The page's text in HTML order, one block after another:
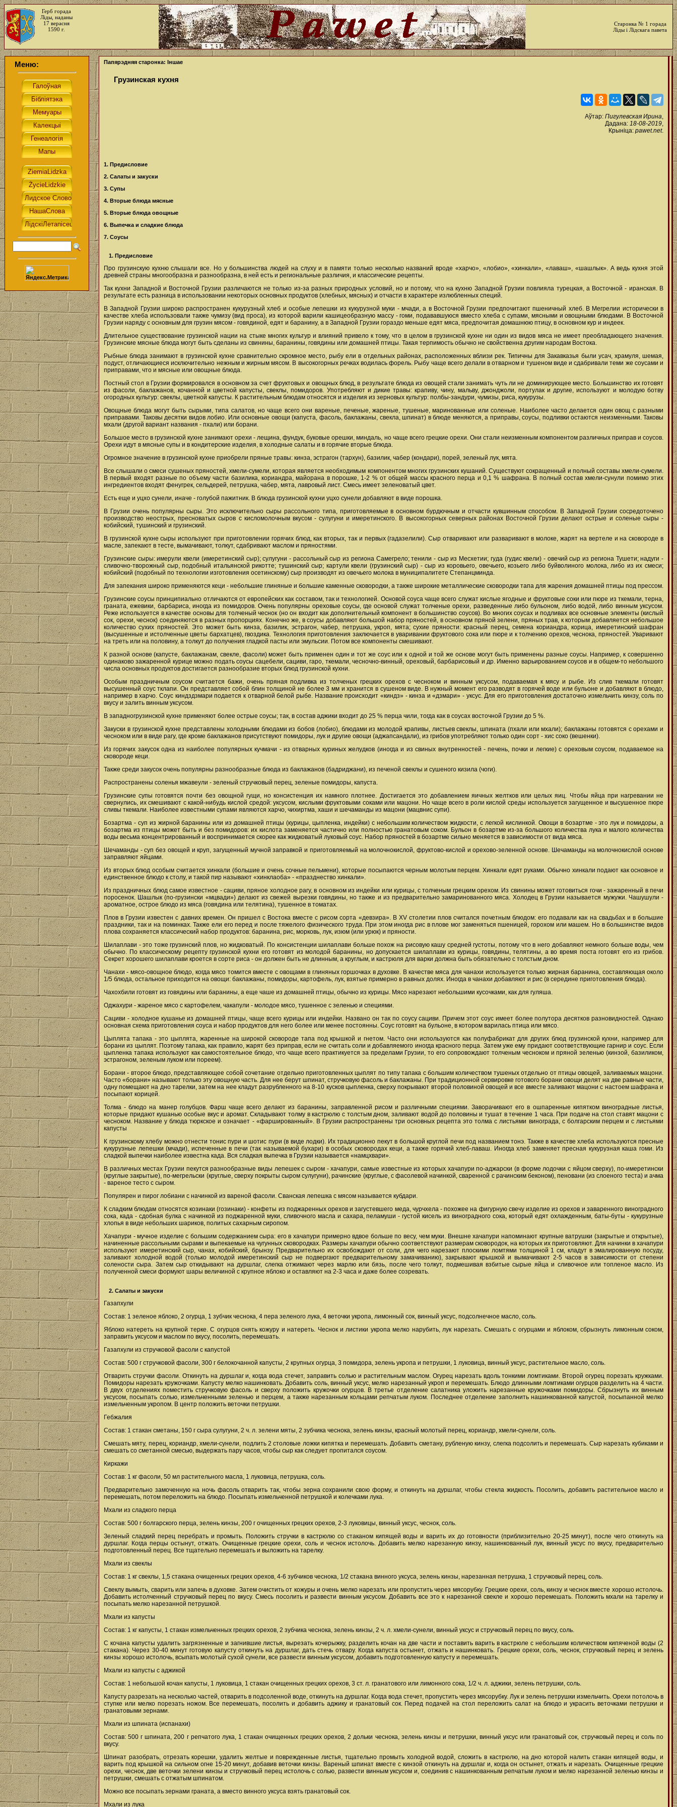
Герб горада
Ліды, наданы
17 верасня
1590 г.
Старонка № 1 горада
Ліды і Лідскага павета
Меню: Папярэдняя старонка: Іншае
Грузинская кухня
Аўтар: Пигулевская Ирина,
Дадана: 18-08-2019,
Крыніца: pawet.net.
1. Предисловие
2. Салаты и закуски
3. Супы
4. Вторые блюда мясные
5. Вторые блюда овощные
6. Выпечка и сладкие блюда
7. Соусы
1. Предисловие
Про грузинскую кухню слышали все. Но у большинства людей на слуху и в памяти только несколько названий вроде «харчо», «лобио», «хинкали», «лаваш», «шашлык». А ведь кухня этой
древней страны многообразна и разнообразна, в ней есть и региональные различия, и классические рецепты.
Так кухни Западной и Восточной Грузии различаются не только из-за разных природных условий, но и потому, что на кухню Западной Грузии повлияла турецкая, а Восточной - иранская. В
результате есть разница в использовании некоторых основных продуктов (хлебных, мясных) и отчасти в характере излюбленных специй.
В Западной Грузии широко распространен кукурузный хлеб и особые лепешки из кукурузной муки - мчади, а в Восточной Грузии предпочитают пшеничный хлеб. В Мегрелии исторически в
качестве хлеба использовали также чумизу (вид проса), из которой варили кашицеобразную массу - гоми, подававшуюся вместо хлеба с супами, мясными и овощными блюдами. В Восточной
Грузии наряду с основным для грузин мясом - говядиной, едят и баранину, а в Западной Грузии гораздо меньше едят мяса, предпочитая домашнюю птицу, в основном кур и индеек.
Длительное существование грузинской нации на стыке многих культур и влияний привело к тому, что в целом в грузинской кухне ни один из видов мяса не имеет преобладающего значения.
Грузинские мясные блюда могут быть сделаны из свинины, баранины, говядины или домашней птицы. Такая терпимость обычно не свойственна другим народам Востока.
Рыбные блюда занимают в грузинской кухне сравнительно скромное место, рыбу ели в отдельных районах, расположенных вблизи рек. Типичны для Закавказья были усач, храмуля, шемая,
подуст, отличающиеся исключительно нежным и жирным мясом. В высокогорных речках водилась форель. Рыбу чаще всего делали в отварном и тушеном виде и сдабривали теми же соусами и
приправами, что и мясные или овощные блюда.
Постный стол в Грузии формировался в основном за счет фруктовых и овощных блюд, в результате блюда из овощей стали занимать чуть ли не доминирующее место. Большинство их готовят
из фасоли, баклажанов, кочанной и цветной капусты, свеклы, помидоров. Употребляют и дикие травы: крапиву, чину, мальву, джонджоли, портулак и другие, используют и молодую ботву
огородных культур: свеклы, цветной капусты. К растительным блюдам относятся и изделия из зерновых культур: полбы-зандури, чумизы, риса, кукурузы.
Овощные блюда могут быть сырыми, типа салатов, но чаще всего они вареные, печеные, жареные, тушеные, маринованные или соленые. Наиболее часто делается один овощ с разными
приправами. Таковы десятки видов лобио. Или основные овощи (капуста, фасоль, баклажаны, свекла, шпинат) в блюде меняются, а приправы, соусы, подливки остаются неизменными. Таковы
мхали (другой вариант названия - пхали) или борани.
Большое место в грузинской кухне занимают орехи - лещина, фундук, буковые орешки, миндаль, но чаще всего грецкие орехи. Они стали неизменным компонентом различных приправ и соусов.
Орехи идут в мясные супы и в кондитерские изделия, в холодные салаты и в горячие вторые блюда.
Огромное значение в грузинской кухне приобрели пряные травы: кинза, эстрагон (тархун), базилик, чабер (кондари), порей, зеленый лук, мята.
Все слышали о смеси сушеных пряностей, хмели-сумели, которая является необходимым компонентом многих грузинских кушаний. Существуют сокращенный и полный составы хмели-сумели.
В первый входят разные по объему части базилика, кориандра, майорана в порошке, 1-2 % от общей массы красного перца и 0,1 % шафрана. В полный состав хмели-сунули помимо этих
ингредиентов входят фенугрек, сельдерей, петрушка, чабер, мята, лавровый лист. Смесь имеет зеленоватый цвет.
Есть еще и уцхо сунели, иначе - голубой пажитник. В блюда грузинской кухни уцхо сунели добавляют в виде порошка.
В Грузии очень популярны сыры. Это исключительно сыры рассольного типа, приготовляемые в основном бурдючным и отчасти кувшинным способом. В Западной Грузии сосредоточено
производство неострых, пресноватых сыров с кисломолочным вкусом - сулугуни и имеретинского. В высокогорных северных районах Восточной Грузии делают острые и соленые сыры -
кобийский, тушинский и грузинский.
В грузинской кухне сыры используют при приготовлении горячих блюд, как вторых, так и первых (гадазелили). Сыр отваривают или разваривают в молоке, жарят на вертеле и на сковороде в
масле, запекают в тесте, вымачивают, толкут, сдабривают маслом и пряностями.
Грузинские сыры: имерули квели (имеретинский сыр); сулугуни - рассольный сыр из региона Самегрело; тенили - сыр из Месхетии; гуда (гудис квели) - овечий сыр из региона Тушети; надуги -
сливочно-творожный сыр, подобный итальянской рикотте; тушинский сыр; картули квели (грузинский сыр) - сыр из коровьего, овечьего, козьего либо буйволиного молока, либо из их смеси;
кобийский (подобный по технологии изготовления осетинскому) сыр производят из овечьего молока в муниципалитете Степанцминда.
Для запекания широко применяются кеци - небольшие глиняные и большие каменные сковородки, а также широкие металлические сковородки тапа для жарения домашней птицы под прессом.
Грузинские соусы принципиально отличаются от европейских как составом, так и технологией. Основой соуса чаще всего служат кислые ягодные и фруктовые соки или пюре из ткемали, терна,
граната, ежевики, барбариса, иногда из помидоров. Очень популярны ореховые соусы, где основой служат толченые орехи, разведенные либо бульоном, либо водой, либо винным уксусом.
Реже используется в качестве основы для толченый чеснок (но он входит как дополнительный компонент в большинство соусов). Во многих соусах и подливах все основные элементы (кислый
сок, орехи, чеснок) соединяются в разных пропорциях. Конечно же, в соусы добавляют большой набор пряностей, в основном пряной зелени, пряных трав, к которым добавляется небольшое
количество сухих пряностей. Это может быть кинза, базилик, эстрагон, чабер, петрушка, укроп, мята; сухие пряности: красный перец, семена кориандра, корица, имеретинский шафран
(высушенные и истолченные цветы бархатцев), гвоздика. Технология приготовления заключается в уваривании фруктового сока или пюре и к толчению орехов, чеснока, пряностей. Уваривают
на треть или на половину, а толкут до получения гладкой пасты или эмульсии. Потом все компоненты смешивают.
К разной основе (капусте, баклажанам, свекле, фасоли) может быть применен один и тот же соус или к одной и той же основе могут быть применены разные соусы. Например, к совершенно
одинаково зажаренной курице можно подать соусы сацебели, сациви, гаро, ткемали, чесночно-винный, ореховый, барбарисовый и др. Именно варьированием соусов и в общем-то небольшого
числа основных продуктов достигается разнообразие вторых блюд грузинской кухни.
Особым праздничным соусом считается бажи, очень пряная подливка из толченых грецких орехов с чесноком и винным уксусом, подаваемая к мясу и рыбе. Из слив ткемали готовят
высушенный соус тклапи. Он представляет собой блин толщиной не более 3 мм и хранится в сушеном виде. В нужный момент его разводят в горячей воде или бульоне и добавляют в блюдо,
например в харчо. Соус киндздзмари подается к отварной белой рыбе. Название происходит «киндз» - кинза и «дзмари» - уксус. Для его приготовления достаточно измельчить кинзу, соль по
вкусу и залить винным уксусом.
В западногрузинской кухне применяют более острые соусы; так, в состав аджики входит до 25 % перца чили, тогда как в соусах восточной Грузии до 5 %.
Закуски в грузинской кухне представлены холодными блюдами из бобов (лобио), блюдами из молодой крапивы, листьев свеклы, шпината (пхали или мхали); баклажаны готовятся с орехами и
чесноком или в виде рагу, где кроме баклажанов присутствуют помидоры, лук и другие овощи (аджапсандали), из грибов употребляют только один сорт - хис соко (вешенки).
Из горячих закусок одна из наиболее популярных кучмачи - из отварных куриных желудков (иногда и из свиных внутренностей - печень, почки и легкие) с ореховым соусом, подаваемое на
сковороде кеци.
Также среди закусок очень популярны разнообразные блюда из баклажанов (бадриджани), из печеной свеклы и сушеного кизила (чоги).
Распространены соленья мжавеули - зеленый стручковый перец, зеленые помидоры, капуста.
Грузинские супы готовятся почти без овощной гущи, но консистенция их намного плотнее. Достигается это добавлением яичных желтков или целых яиц. Чтобы яйца при нагревании не
свернулись, их смешивают с какой-нибудь кислой средой: уксусом, кислыми фруктовыми соками или мацони. Но чаще всего в роли кислой среды используется загущенное и высушенное пюре
сливы ткемали. Наиболее известными супами являются харчо, чихиртма, хаши и шечаманды из мацони (мацвнис супи).
Бозартма - суп из жирной баранины или из домашней птицы (курицы, цыпленка, индейки) с небольшим количеством жидкости, с легкой кислинкой. Овощи в бозартме - это лук и помидоры, а
бозартма из птицы может быть и без помидоров: их кислота заменяется частично или полностью гранатовым соком. Бульон в бозартме из-за большого количества лука и малого количества
воды весьма концентрированный и воспринимается скорее как жидковатый луковый соус. Набор пряностей в бозартме сильно меняется в зависимости от вида мяса.
Шечаманды - суп без овощей и круп, загущенный мучной заправкой и приготовляемый на молочнокислой, фруктово-кислой и орехово-зеленной основе. Шечаманды на молочнокислой основе
заправляют яйцами.
Из вторых блюд особым считается хинкали (большие и очень сочные пельмени), которые посыпаются черным молотым перцем. Хинкали едят руками. Обычно хинкали подают как основное и
единственное блюдо к столу, и такой пир называют «хинклаоба» - «празднество хинкали».
Из праздничных блюд самое известное - сациви, пряное холодное рагу, в основном из индейки или курицы, с толченым грецким орехом. Из свинины может готовиться гочи - зажаренный в печи
поросенок. Шашлык (по-грузински «мцвади») делают из свежей вырезки говядины, но также и из предварительно замаринованного мяса. Холодец в Грузии называется мужужи. Чашушули -
ароматное, острое блюдо из мяса (говядина или телятина), тушенное в томатах.
Плов в Грузии известен с давних времен. Он пришел с Востока вместе с рисом сорта «девзира». В XV столетии плов считался почетным блюдом: его подавали как на свадьбах и в большие
праздники, так и на поминках. Также ели его перед и после тяжелого физического труда. При этом иногда рис в плове мог заменяться пшеницей, горохом или машем. Но в большинстве видов
плова сохраняется классический набор продуктов: баранина, рис, морковь, лук, изюм (или урюк) и пряности.
Шилаплави - это тоже грузинский плов, но жидковатый. По консистенции шилаплави больше похож на рисовую кашу средней густоты, потому что в него добавляют немного больше воды, чем
обычно. По классическому рецепту грузинской кухни его готовят из молодой баранины, но допускается шилаплави из курицы, говядины, телятины, а во время поста готовят его из грибов.
Секрет хорошего шилаплави кроется в сорте риса - он должен быть не длинным, а круглым, и кастрюля для варки должна быть обязательно с толстым дном.
Чанахи - мясо-овощное блюдо, когда мясо томится вместе с овощами в глиняных горшочках в духовке. В качестве мяса для чанахи используется только жирная баранина, составляющая около
1/5 блюда, остальное приходится на овощи: баклажаны, помидоры, картофель, лук, взятые примерно в равных долях. Иногда в чанахи добавляют и рис (в середине приготовления блюда).
Чахохбили готовят из говядины или баранины, а еще чаше из домашней птицы, обычно из курицы. Мясо нарезают небольшими кусочками, как для гуляша.
Оджахури - жареное мясо с картофелем, чакапули - молодое мясо, тушенное с зеленью и специями.
Сациви - холодное кушанье из домашней птицы, чаще всего курицы или индейки. Названо он так по соусу сациви. Причем этот соус имеет более полутора десятков разновидностей. Однако
основная схема приготовления соуса и набор продуктов для него более или менее постоянны. Соус готовят на бульоне, в котором варилась птица или мясо.
Цыплята тапака - это цыплята, жаренные на широкой сковороде тапа под крышкой и гнетом. Часто они используются как полуфабрикат для других блюд грузинской кухни, например для
борани из цыплят. Поэтому тапака, как правило, жарят без приправ, если не считать соли и добавляемого иногда красного перца. Затем уже ему придают соответствующие гарнир и соус. Если
цыпленка тапака используют как самостоятельное блюдо, что чаще всего практикуется за пределами Грузии, то его сопровождают толченым чесноком и пряной зеленью (кинзой, базиликом,
эстрагоном, зеленым луком или пореем).
Борани - второе блюдо, представляющее собой сочетание отдельно приготовленных цыплят по типу тапака с большим количеством тушеных отдельно от птицы овощей, заливаемых мацони.
Часто «борани» называют только эту овощную часть. Для нее берут шпинат, стручковую фасоль и баклажаны. При традиционной сервировке готового борани овощи делят на две равные части,
одну помещают на дно тарелки, затем на нее кладут разрубленного на 8-10 кусков цыпленка, сверху покрывают второй половиной овощей и все вместе заливают мацони с настоем шафрана и
посыпают корицей.
Толма - блюдо на манер голубцов. Фарш чаще всего делают из баранины, заправленной рисом и различными специями. Заворачивают его в ошпаренные кипятком виноградные листья,
которые придают кушанью особые вкус и аромат. Складывают толму в кастрюлю с толстым дном, заливают водой до половины и тушат в течение 1 часа. При подаче на стол ставят мацони с
чесноком. Название у блюда тюркское и означает - «фаршированный». В Грузии распространены три основных рецепта это толма с листьями винограда, с болгарским перцем и с листьями
капусты
К грузинскому хлебу можно отнести тонис пури и шотис пури (в виде лодки). Их традиционно пекут в большой круглой печи под названием тонэ. Также в качестве хлеба используются пресные
кукурузные лепешки (мчади), испеченные в печи (так называемой бухари) в особых сковородах кеци, а также горячий хлеб-лаваш. Иногда хлеб заменяет пресная кукурузная каша гоми. Из
сладкой выпечки наиболее известна када. Вся сладкая выпечка в Грузии называется «намцхвари».
В различных местах Грузии пекутся разнообразные виды лепешек с сыром - хачапури, самые известные из которых хачапури по-аджарски (в форме лодочки с яйцом сверху), по-имеретински
(круглые закрытые), по-мегрельски (круглые, сверху покрыты сыром сулугуни), рачинские (круглые, с фасолевой начинкой, сваренной с рачинским беконом), пеновани (из слоеного теста) и ачма
- вареное тесто с сыром.
Популярен и пирог лобиани с начинкой из вареной фасоли. Сванская лепешка с мясом называется кубдари.
К сладким блюдам относятся козинаки (гозинаки) - конфеты из поджаренных орехов и загустевшего меда, чурчхела - похожее на фигурную свечу изделие из орехов и заваренного виноградного
сока, када - сдобная булка с начинкой из поджаренной муки, сливочного масла и сахара, пеламуши - густой кисель из виноградного сока, который едят охлажденным, баты-буты - кукурузные
хлопья в виде небольших шариков, политых сахарным сиропом.
Хачапури - мучное изделие с большим содержанием сыра: его в хачапури примерно вдвое больше по весу, чем муки. Внешне хачапури напоминают крупные ватрушки (закрытые и открытые),
начиненные рассольными сырами и выпекаемые на чугунных сковородках. Размеры хачапури обычно соответствуют размерам сковородок, на которых их приготовляют. Для начинки в хачапури
используют имеретинский сыр, чанах, кобийский, брынзу. Предварительно их освобождают от соли, для чего нарезают плоскими ломтями толщиной 1 см, кладут в эмалированную посуду,
заливают холодной водой (только молодой имеретинский сыр не подвергают предварительному замачиванию), закрывают крышкой и вымачивают 2-5 часов в зависимости от степени
солености сыра. Затем сыр откидывают на дуршлаг, слегка отжимают через марлю или бязь, после чего толкут, подмешивая взбитые сырые яйца и сливочное или топленое масло. Из
полученной смеси формуют шары величиной с крупное яблоко и оставляют на 2-3 часа и даже более созревать.
2. Салаты и закуски
Газапхули
Состав: 1 зеленое яблоко, 2 огурца, 1 зубчик чеснока, 4 пера зеленого лука, 4 веточки укропа, лимонный сок, винный уксус, подсолнечное масло, соль.
Яблоко натереть на крупной терке. С огурцов снять кожуру и натереть. Чеснок и листики укропа мелко нарубить, лук нарезать. Смешать с огурцами и яблоком, сбрызнуть лимонным соком,
заправить уксусом и маслом по вкусу, посолить, перемешать.
Газапхули из стручковой фасоли с капустой
Состав: 500 г стручковой фасоли, 300 г белокочанной капусты, 2 крупных огурца, 3 помидора, зелень укропа и петрушки, 1 луковица, винный уксус, растительное масло, соль.
Отварить стручки фасоли. Откинуть на дуршлаг и, когда вода стечет, заправить солью и растительным маслом. Огурец нарезать вдоль тонкими ломтиками. Второй огурец порезать кружками.
Помидоры нарезать кружочками. Капусту мелко нашинковать. Добавить соль, винный уксус, мелко нарезанный укроп и перемешать. Блюдо длинными ломтиками огурцов разделить на 4 части.
В двух отделениях поместить стручковую фасоль и сверху положить кружочки огурцов. В третье отделение салатника уложить нарезанные кружочками помидоры. Сбрызнуть их винным
уксусом, посыпать солью, измельченными зеленью и перцем, а также нарезанным кольцами репчатым луком. Последнее отделение заполнить нашинкованной капустой, посыпанной мелко
измельченным укропом. В центр положить веточки петрушки.
Гебжалия
Состав: 1 стакан сметаны, 150 г сыра сулугуни, 2 ч. л. зелени мяты, 2 зубчика чеснока, зелень кинзы, красный молотый перец, кориандр, хмели-сунели, соль.
Смешать мяту, перец, кориандр, хмели-сунели, подлить 2 столовые ложки кипятка и перемешать. Добавить сметану, рубленую кинзу, слегка подсолить и перемешать. Сыр нарезать кубиками и
смешать со сметанной смесью, выдержать пару часов, чтобы сыр как следует пропитался соусом.
Киркажи
Состав: 1 кг фасоли, 50 мл растительного масла, 1 луковица, петрушка, соль.
Предварительно замоченную на ночь фасоль отварить так, чтобы зерна сохранили свою форму, и откинуть на дуршлаг, чтобы стекла жидкость. Посолить, добавить растительное масло и
перемешать, потом переложить на блюдо. Посыпать измельченной петрушкой и колечками лука.
Мхали из сладкого перца
Состав: 500 г болгарского перца, зелень кинзы, 200 г очищенных грецких орехов, 2-3 луковицы, винный уксус, чеснок, соль.
Зеленый сладкий перец перебрать и промыть. Положить стручки в кастрюлю со стаканом кипящей воды и варить их до готовности (приблизительно 20-25 минут), после чего откинуть на
дуршлаг. Когда перцы остынут, отжать. Очищенные грецкие орехи, соль и чеснок истолочь. Добавить мелко нарезанную кинзу, нашинкованный лук, винный уксус по вкусу, предварительно
подготовленный перец. Все тщательно перемешать и выложить на тарелку.
Мхали из свеклы
Состав: 1 кг свеклы, 1,5 стакана очищенных грецких орехов, 4-6 зубчиков чеснока, 1/2 стакана винного уксуса, зелень кинзы, нарезанная петрушка, 1 стручковый перец, соль.
Свеклу вымыть, сварить или запечь в духовке. Затем очистить от кожуры и очень мелко нарезать или пропустить через мясорубку. Грецкие орехи, соль, кинзу и чеснок вместе хорошо истолочь.
Добавить истолченный стручковый перец по вкусу. Смесь посолить и развести винным уксусом. Добавить все это к нарезанной свекле и хорошо перемешать. Положить мхали на тарелку и
посыпать мелко нарезанной петрушкой.
Мхали из капусты
Состав: 1 кг капусты, 1 стакан измельченных грецких орехов, 2 зубчика чеснока, зелень кинзы, 2 ч. л. хмели-сунели, винный уксус и стручковый перец по вкусу, соль.
С кочана капусты удалить загрязненные и загнившие листья, вырезать кочерыжку, разделить кочан на две части и поставить варить в кастрюле с небольшим количеством кипяченой воды (2
стакана). Через 30-40 минут готовую капусту откинуть на дуршлаг, дать стечь отвару. Когда капуста остынет, отжать и нашинковать. Грецкие орехи, соль, чеснок, стручковый перец и зелень
кинзы хорошо истолочь, всыпать молотый сухой сунели, все развести винным уксусом, добавить подготовленную капусту и перемешать.
Мхали из капусты с аджикой
Состав: 1 небольшой кочан капусты, 1 луковица, 1 стакан очищенных грецких орехов, 3 ст. л. гранатового или лимонного сока, 1/2 ч. л. аджики, зелень петрушки, соль.
Капусту разрезать на несколько частей, отварить в подсоленной воде, откинуть на дуршлаг. Когда вода стечет, пропустить через мясорубку. Лук и зелень петрушки измельчить. Орехи потолочь в
ступке или мелко порезать ножом. Все перемешать, посолить и добавить аджику и гранатовый сок. Перед подачей на стол переложить салат на блюдо и украсить веточками петрушки и
гранатовыми зернами.
Мхали из шпината (испанахи)
Состав: 500 г шпината, 200 г репчатого лука, 1 стакан очищенных грецких орехов, 2 дольки чеснока, зелень кинзы и петрушки, винный уксус или гранатовый сок, стручковый перец и соль по
вкусу.
Шпинат разобрать, отрезать корешки, удалить желтые и поврежденные листья, тщательно промыть холодной водой, сложить в кастрюлю, на дно которой налить стакан кипящей воды, и
варить под крышкой на сильном огне 15-20 минут, добавив веточки кинзы. Вареный шпинат вместе с кинзой откинуть на дуршлаг и, когда он остынет, отжать и нарезать. Очищенные грецкие
орехи, чеснок, две веточки зелени кинзы и стручковый перец истолочь с солью, развести винным уксусом и, соединив с нашинкованным репчатым луком и мелко нарезанной зеленью кинзы и
петрушки, смешать с отжатым шпинатом.
Можно все посыпать зернами граната, а вместо винного уксуса взять гранатовый сок.
Мхали из лука